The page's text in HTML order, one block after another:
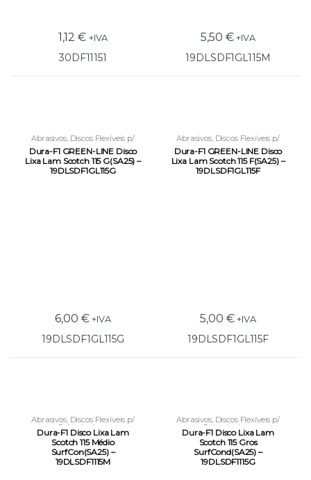
1,12€ +IVA
30DF11151
5,50 € +IVA
19DLSDF1GL115M
Abrasivos, Discos Flexíveis p/
Rebarbadora
Dura-F1 GREEN-LINE Disco
Lixa Lam Scotch 115 G(SA25) –
19DLSDF1GL115G
6,00 € +IVA
19DLSDF1GL115G
Abrasivos, Discos Flexíveis p/
Rebarbadora
Dura-F1 GREEN-LINE Disco
Lixa Lam Scotch 115 F(SA25) –
19DLSDF1GL115F
5,00 € +IVA
19DLSDF1GL115F
Abrasivos, Discos Flexíveis p/
Rebarbadora
Dura-F1 Disco Lixa Lam
Scotch 115 Médio
SurfCon(SA25) –
19DLSDF1115M
Abrasivos, Discos Flexíveis p/
Rebarbadora
Dura-F1 Disco Lixa Lam
Scotch 115 Gros
SurfCond(SA25) –
19DLSDF1115G